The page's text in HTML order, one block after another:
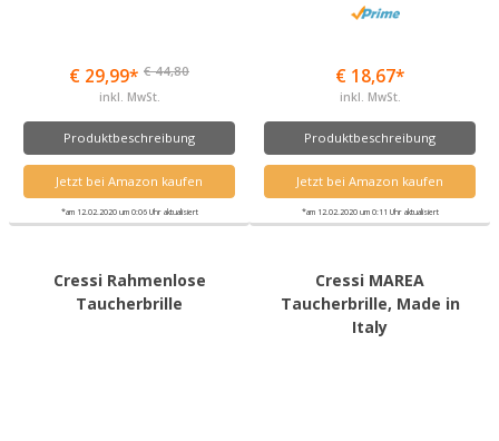
€ 29,99* € 44,80
inkl. MwSt.
Produktbeschreibung
Jetzt bei Amazon kaufen
*am 12.02.2020 um 0:06 Uhr aktualisiert
€ 18,67*
inkl. MwSt.
Produktbeschreibung
Jetzt bei Amazon kaufen
*am 12.02.2020 um 0:11 Uhr aktualisiert
Cressi Rahmenlose
Taucherbrille
Cressi MAREA
Taucherbrille, Made in
Italy